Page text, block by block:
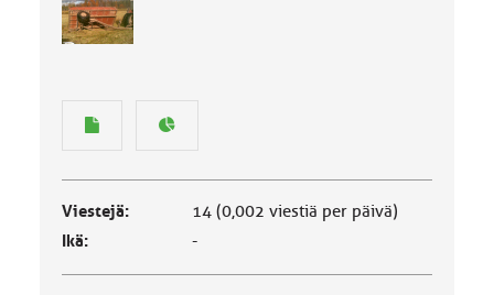
Viestejä:
14 (0,002 viestiä per päivä)
Ikä:
-